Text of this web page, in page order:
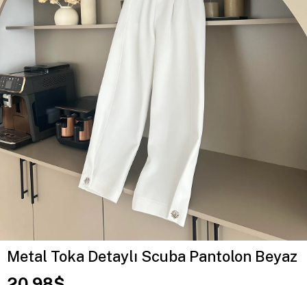
Metal Toka Detaylı Scuba Pantolon Beyaz